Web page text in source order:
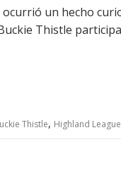
un hecho
Thistle
Thistle, Highland League